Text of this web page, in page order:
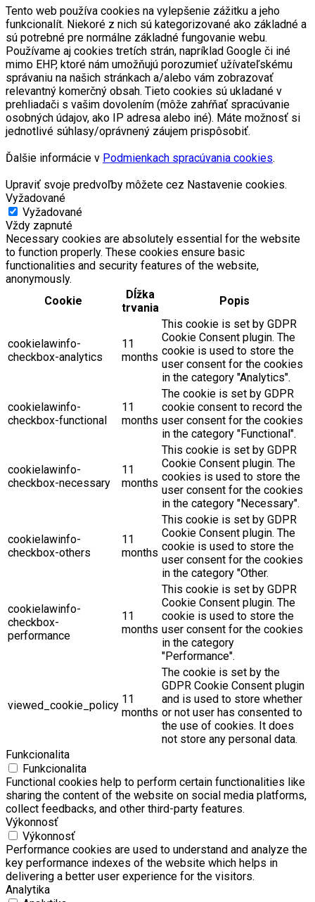
Tento web používa cookies na vylepšenie zážitku a jeho
funkcionalít. Niekoré z nich sú kategorizované ako základné a
sú potrebné pre normálne základné fungovanie webu.
Používame aj cookies tretích strán, napríklad Google či iné
mimo EHP, ktoré nám umožňujú porozumieť užívateľskému
správaniu na našich stránkach a/alebo vám zobrazovať
relevantný komerčný obsah. Tieto cookies sú ukladané v
prehliadači s vašim dovolením (môže zahŕňať spracúvanie
osobných údajov, ako IP adresa alebo iné). Máte možnosť si
jednotlivé súhlasy/oprávnený záujem prispôsobiť.
Ďalšie informácie v Podmienkach spracúvania cookies.
Upraviť svoje predvoľby môžete cez Nastavenie cookies.
Vyžadované
Vyžadované
Vždy zapnuté
Necessary cookies are absolutely essential for the website
to function properly. These cookies ensure basic
functionalities and security features of the website,
anonymously.
Cookie
Dĺžka
trvania
Popis
cookielawinfo-
checkbox-analytics
11
months
This cookie is set by GDPR
Cookie Consent plugin. The
cookie is used to store the
user consent for the cookies
in the category "Analytics".
cookielawinfo-
checkbox-functional
11
months
The cookie is set by GDPR
cookie consent to record the
user consent for the cookies
in the category "Functional".
cookielawinfo-
checkbox-necessary
11
months
This cookie is set by GDPR
Cookie Consent plugin. The
cookies is used to store the
user consent for the cookies
in the category "Necessary".
cookielawinfo-
checkbox-others
11
months
This cookie is set by GDPR
Cookie Consent plugin. The
cookie is used to store the
user consent for the cookies
in the category "Other.
cookielawinfo-
checkbox-
performance
11
months
This cookie is set by GDPR
Cookie Consent plugin. The
cookie is used to store the
user consent for the cookies
in the category
"Performance".
viewed_cookie_policy 11
months
The cookie is set by the
GDPR Cookie Consent plugin
and is used to store whether
or not user has consented to
the use of cookies. It does
not store any personal data.
Funkcionalita
Funkcionalita
Functional cookies help to perform certain functionalities like
sharing the content of the website on social media platforms,
collect feedbacks, and other third-party features.
Výkonnosť
Výkonnosť
Performance cookies are used to understand and analyze the
key performance indexes of the website which helps in
delivering a better user experience for the visitors.
Analytika